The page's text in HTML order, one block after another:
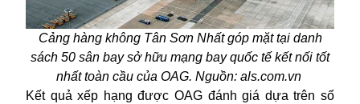
Cảng hàng không Tân Sơn Nhất góp mặt tại danh
sách 50 sân bay sở hữu mạng bay quốc tế kết nối tốt
nhất toàn cầu của OAG. Nguồn: als.com.vn
Kết quả xếp hạng được OAG đánh giá dựa trên số